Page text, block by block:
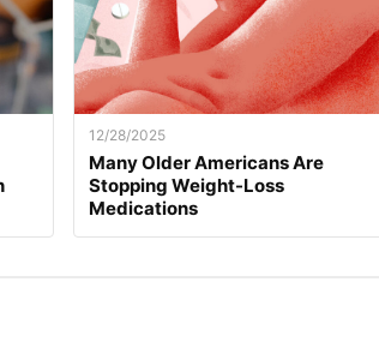
12/28/2025
Many Older Americans Are
Stopping Weight-Loss
Medications